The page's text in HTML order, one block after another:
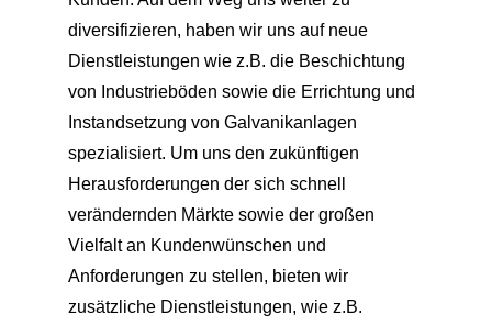
diversifizieren, haben wir uns auf neue
Dienstleistungen wie z.B. die Beschichtung
von Industrieböden sowie die Errichtung und
Instandsetzung von Galvanikanlagen
spezialisiert. Um uns den zukünftigen
Herausforderungen der sich schnell
verändernden Märkte sowie der großen
Vielfalt an Kundenwünschen und
Anforderungen zu stellen, bieten wir
zusätzliche Dienstleistungen, wie z.B.